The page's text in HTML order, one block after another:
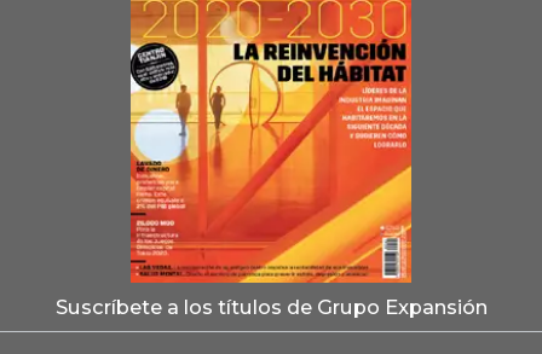
Suscríbete a los títulos de Grupo Expansión